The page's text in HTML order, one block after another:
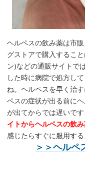
ヘルペスの飲み薬は市
グストアで購入するこ
ン)などの通販サイトで
した時に病院で処方し
ね。ヘルペスを早く治
ペスの症状が出る前に
が出てからでは遅いで
イトからヘルペスの飲
感じたらすぐに服用する
＞＞ヘルペ